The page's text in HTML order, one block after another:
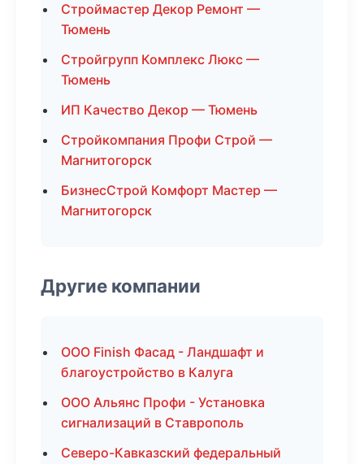
Строймастер Декор Ремонт —
Тюмень
Стройгрупп Комплекс Люкс —
Тюмень
ИП Качество Декор — Тюмень
Стройкомпания Профи Строй —
Магнитогорск
БизнесСтрой Комфорт Мастер —
Магнитогорск
Другие компании
ООО Finish Фасад - Ландшафт и
благоустройство в Калуга
ООО Альянс Профи - Установка
сигнализаций в Ставрополь
Северо-Кавказский федеральный